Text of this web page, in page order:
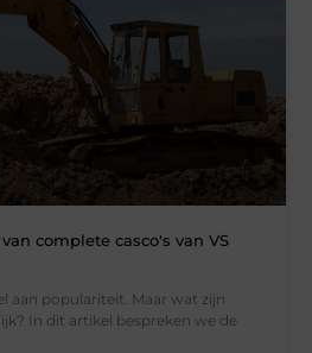
complete casco's van VS
aan populariteit. Maar wat zijn
In dit artikel bespreken we de